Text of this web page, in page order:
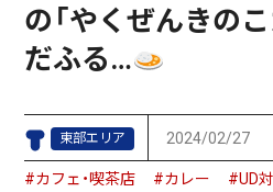
の「やくぜんきの
だふる…
東部エリア 2024/02/27
#カフェ・喫茶店 #カレー #UD